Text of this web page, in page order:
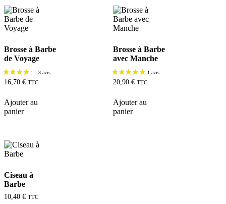
Brosse à Barbe
de Voyage
16,70 € TTC
Ajouter au
panier
Brosse à Barbe
avec Manche
20,90 € TTC
Ajouter au
panier
Ciseau à
Barbe
10,40 € TTC